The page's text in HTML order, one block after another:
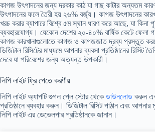
কাগজ উৎপাদনের জন্য দরকার কাঠ যা গাছ কাটার অন্যতম
উৎপাদনের ফলে তৈরী হয় ২৬% বর্জ্য। কাগজ উৎপাদনের
খরচ করার ব্যাপারে বিশ্বে ৫ম স্থান ধারণ করে আছে, যা কিনা
ব্যবহারযোগ্য। যেকোন দেশের ২০-৪০% বার্ষিক কেটে ফেলা
কাগজ কারখানাগুলোতে কাগজ ও কাগজজাত দ্রব্য প্রস্তুত
ডিজিটাল রিসিটের মাধ্যমে আপনার ব্যবসা প্রতিষ্ঠানের রিসিট
দেবে যা পরিবেশের জন্য অত্যন্ত উপকারী।
লিপি লাইট ফ্রি পেতে করণীয়
লিপি লাইট অ্যাপটি গুগল প্লে স্টোর থেকে ডাউনলোড করুন
প্রতিষ্ঠানে ব্যবহার করুন। ডিজিটাল রিসিট পাঠান এবং আপনার
লিপি লাইট এর ডেভেলপার প্রতিষ্ঠানকে জানান।